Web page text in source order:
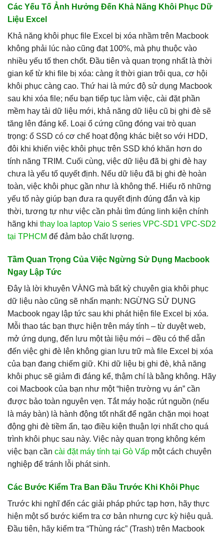
Các Yếu Tố Ảnh Hưởng Đến Khả Năng Khôi Phục Dữ
Liệu Excel
Khả năng khôi phục file Excel bị xóa nhầm trên Macbook
không phải lúc nào cũng đạt 100%, mà phụ thuộc vào
nhiều yếu tố then chốt. Đầu tiên và quan trọng nhất là thời
gian kể từ khi file bị xóa: càng ít thời gian trôi qua, cơ hội
khôi phục càng cao. Thứ hai là mức độ sử dụng Macbook
sau khi xóa file; nếu bạn tiếp tục làm việc, cài đặt phần
mềm hay tải dữ liệu mới, khả năng dữ liệu cũ bị ghi đè sẽ
tăng lên đáng kể. Loại ổ cứng cũng đóng vai trò quan
trọng: ổ SSD có cơ chế hoạt động khác biệt so với HDD,
đôi khi khiến việc khôi phục trên SSD khó khăn hơn do
tính năng TRIM. Cuối cùng, việc dữ liệu đã bị ghi đè hay
chưa là yếu tố quyết định. Nếu dữ liệu đã bị ghi đè hoàn
toàn, việc khôi phục gần như là không thể. Hiểu rõ những
yếu tố này giúp bạn đưa ra quyết định đúng đắn và kịp
thời, tương tự như việc cần phải tìm đúng linh kiện chính
hãng khi thay loa laptop Vaio S series VPC-SD1 VPC-SD2
tại TPHCM để đảm bảo chất lượng.
Tầm Quan Trọng Của Việc Ngừng Sử Dụng Macbook
Ngay Lập Tức
Đây là lời khuyên VÀNG mà bất kỳ chuyên gia khôi phục
dữ liệu nào cũng sẽ nhấn mạnh: NGỪNG SỬ DỤNG
Macbook ngay lập tức sau khi phát hiện file Excel bị xóa.
Mỗi thao tác bạn thực hiện trên máy tính – từ duyệt web,
mở ứng dụng, đến lưu một tài liệu mới – đều có thể dẫn
đến việc ghi đè lên không gian lưu trữ mà file Excel bị xóa
của bạn đang chiếm giữ. Khi dữ liệu bị ghi đè, khả năng
khôi phục sẽ giảm đi đáng kể, thậm chí là bằng không. Hãy
coi Macbook của bạn như một “hiện trường vụ án” cần
được bảo toàn nguyên vẹn. Tắt máy hoặc rút nguồn (nếu
là máy bàn) là hành động tốt nhất để ngăn chặn mọi hoạt
động ghi đè tiềm ẩn, tạo điều kiện thuận lợi nhất cho quá
trình khôi phục sau này. Việc này quan trọng không kém
việc bạn cần cài đặt máy tính tại Gò Vấp một cách chuyên
nghiệp để tránh lỗi phát sinh.
Các Bước Kiểm Tra Ban Đầu Trước Khi Khôi Phục
Trước khi nghĩ đến các giải pháp phức tạp hơn, hãy thực
hiện một số bước kiểm tra cơ bản nhưng cực kỳ hiệu quả.
Đầu tiên, hãy kiểm tra “Thùng rác” (Trash) trên Macbook